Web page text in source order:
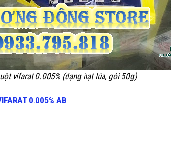
vifarat 0.005% (dạng hạt lúa, gói 50g)
0.005% AB